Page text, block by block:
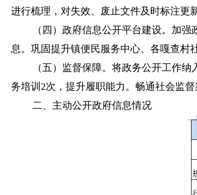
进行梳理，对失效、废止文件及时标注更
（四）政府信息公开平台建设。 加强
息。巩固提升镇便民服务中心、各嘎查村
（五）监督保障。 将政务公开工作纳
务培训2次，提升履职能力。畅通社会监
二、主动公开政府信息情况